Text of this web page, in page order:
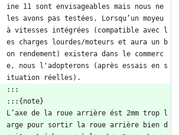
ine 11 sont envisageables mais nous ne
les avons pas testées. Lorsqu’un moyeu
à vitesses intégrées (compatible avec l
es charges lourdes/moteurs et aura un b
on rendement) existera dans le commerc
e, nous l'adopterons (après essais en s
ituation réelles).
:::
:::{note}
L’axe de la roue arrière ést 2mm trop l
arge pour sortir la roue arrière bien d